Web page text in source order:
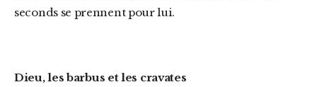
seconds se prennent pour lui.
Dieu, les barbus et les cravates